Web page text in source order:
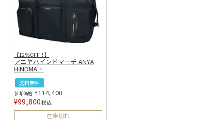
【12％OFF！】
アニヤハインドマーチ ANYA
HINDMA…
送料無料
参考価格 ¥114,400
¥99,800税込
在庫切れ